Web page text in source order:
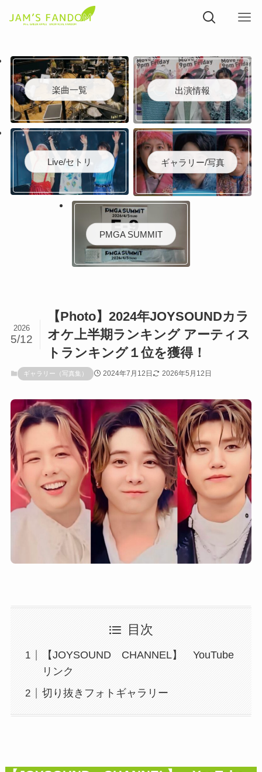
楽曲一覧 出演情報
Live/セトリ ギャラリー/写真
PMGA SUMMIT
【Photo】2024年JOYSOUNDカラ
オケ上半期ランキング アーティス
トランキング１位を獲得！
2026
5/12
ギャラリー（写真集） 2024年7月12日 2026年5月12日
目次
【JOYSOUND CHANNEL】 YouTube
リンク
切り抜きフォトギャラリー